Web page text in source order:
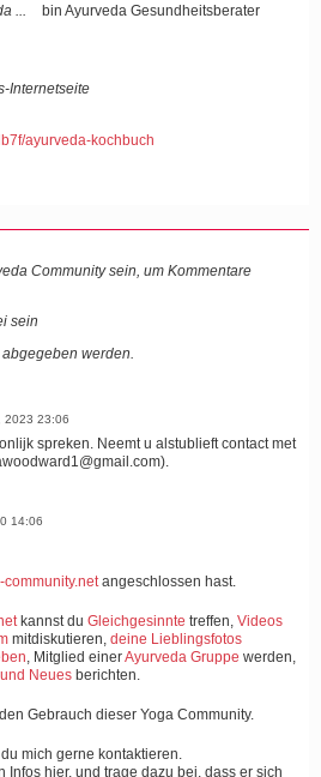
... bin Ayurveda Gesundheitsberater
Internetseite
ayurveda-kochbuch
Community sein, um Kommentare
sein
werden.
2023 23:06
spreken. Neemt u alstublieft contact met
14:06
angeschlossen hast.
kannst du Gleichgesinnte treffen, Videos
mitdiskutieren, deine Lieblingsfotos
, Mitglied einerAyurveda Gruppe werden,
Neues berichten.
Gebrauch dieser Yoga Community.
mich gerne kontaktieren.
Infos hier, und trage dazu bei, dass er sich